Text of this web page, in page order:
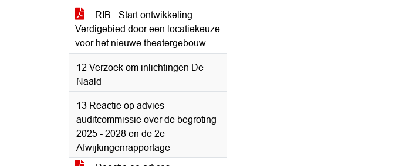
RIB - Start ontwikkeling
Verdigebied door een locatiekeuze
voor het nieuwe theatergebouw
12 Verzoek om inlichtingen De
Naald
13 Reactie op advies
auditcommissie over de begroting
2025 - 2028 en de 2e
Afwijkingenrapportage